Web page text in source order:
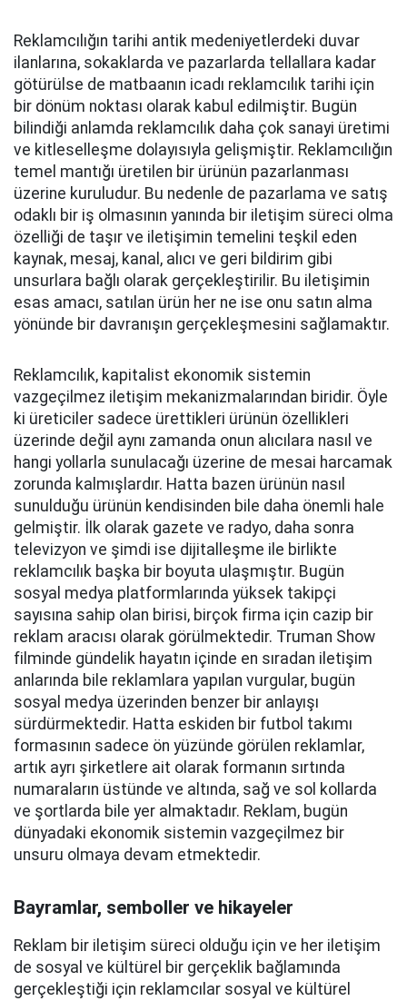
Reklamcılığın tarihi antik medeniyetlerdeki duvar
ilanlarına, sokaklarda ve pazarlarda tellallara kadar
götürülse de matbaanın icadı reklamcılık tarihi için
bir dönüm noktası olarak kabul edilmiştir. Bugün
bilindiği anlamda reklamcılık daha çok sanayi üretimi
ve kitleselleşme dolayısıyla gelişmiştir. Reklamcılığın
temel mantığı üretilen bir ürünün pazarlanması
üzerine kuruludur. Bu nedenle de pazarlama ve satış
odaklı bir iş olmasının yanında bir iletişim süreci olma
özelliği de taşır ve iletişimin temelini teşkil eden
kaynak, mesaj, kanal, alıcı ve geri bildirim gibi
unsurlara bağlı olarak gerçekleştirilir. Bu iletişimin
esas amacı, satılan ürün her ne ise onu satın alma
yönünde bir davranışın gerçekleşmesini sağlamaktır.
Reklamcılık, kapitalist ekonomik sistemin
vazgeçilmez iletişim mekanizmalarından biridir. Öyle
ki üreticiler sadece ürettikleri ürünün özellikleri
üzerinde değil aynı zamanda onun alıcılara nasıl ve
hangi yollarla sunulacağı üzerine de mesai harcamak
zorunda kalmışlardır. Hatta bazen ürünün nasıl
sunulduğu ürünün kendisinden bile daha önemli hale
gelmiştir. İlk olarak gazete ve radyo, daha sonra
televizyon ve şimdi ise dijitalleşme ile birlikte
reklamcılık başka bir boyuta ulaşmıştır. Bugün
sosyal medya platformlarında yüksek takipçi
sayısına sahip olan birisi, birçok firma için cazip bir
reklam aracısı olarak görülmektedir. Truman Show
filminde gündelik hayatın içinde en sıradan iletişim
anlarında bile reklamlara yapılan vurgular, bugün
sosyal medya üzerinden benzer bir anlayışı
sürdürmektedir. Hatta eskiden bir futbol takımı
formasının sadece ön yüzünde görülen reklamlar,
artık ayrı şirketlere ait olarak formanın sırtında
numaraların üstünde ve altında, sağ ve sol kollarda
ve şortlarda bile yer almaktadır. Reklam, bugün
dünyadaki ekonomik sistemin vazgeçilmez bir
unsuru olmaya devam etmektedir.
Bayramlar, semboller ve hikayeler
Reklam bir iletişim süreci olduğu için ve her iletişim
de sosyal ve kültürel bir gerçeklik bağlamında
gerçekleştiği için reklamcılar sosyal ve kültürel